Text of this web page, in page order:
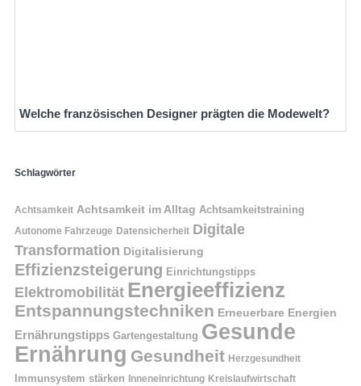
Welche französischen Designer prägten die Modewelt?
Schlagwörter
Achtsamkeit Achtsamkeit im Alltag Achtsamkeitstraining
Autonome Fahrzeuge Datensicherheit Digitale
Transformation Digitalisierung
Effizienzsteigerung Einrichtungstipps
Elektromobilität Energieeffizienz
Entspannungstechniken Erneuerbare Energien
Ernährungstipps Gartengestaltung Gesunde
Ernährung Gesundheit Herzgesundheit
Immunsystem stärken Inneneinrichtung Kreislaufwirtschaft